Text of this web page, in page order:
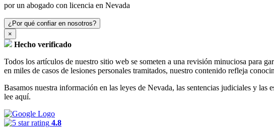
por un abogado con licencia en Nevada
¿Por qué confiar en nosotros?
×
Hecho verificado
Todos los artículos de nuestro sitio web se someten a una revisión minuciosa para
en miles de casos de lesiones personales tramitados, nuestro contenido refleja
Basamos nuestra información en las leyes de Nevada, las sentencias judiciales y
lee aquí.
4.8